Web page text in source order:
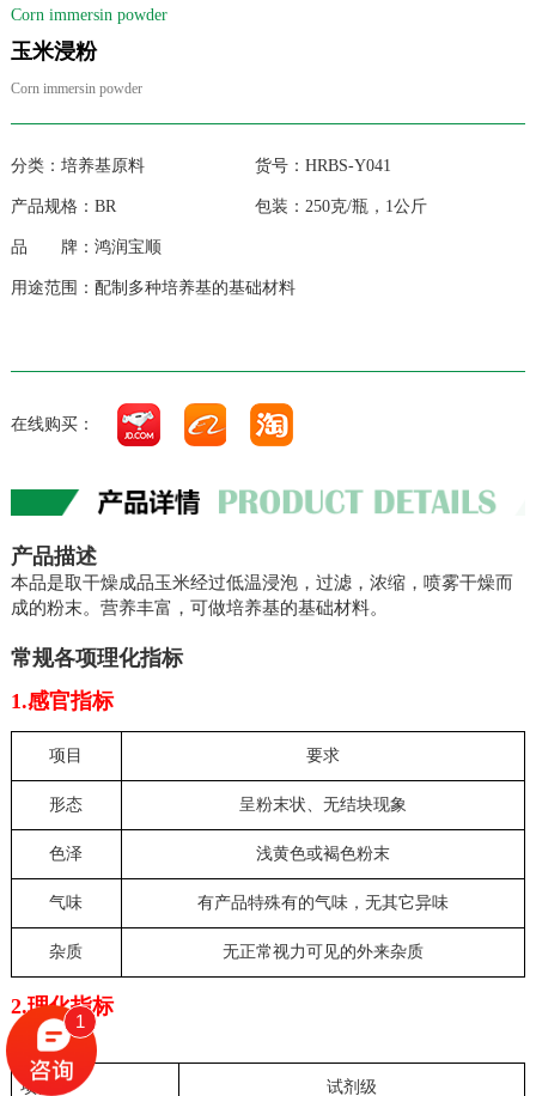
Corn immersin powder
玉米浸粉
Corn immersin powder
分类：培养基原料 货号：HRBS-Y041
产品规格：BR 包装：250克/瓶，1公斤
品 牌：鸿润宝顺
用途范围： 配制多种培养基的基础材料
在线购买：
产品描述
本品是取干燥成品玉米经过低温浸泡，过滤，浓缩，喷雾干燥而
成的粉末。营养丰富，可做培养基的基础材料。
常规各项理化指标
1.感官指标
项目 要求
形态 呈粉末状、无结块现象
色泽 浅黄色或褐色粉末
气味 有产品特殊有的气味，无其它异味
杂质 无正常视力可见的外来杂质
2.理化指标
项目 试剂级
1